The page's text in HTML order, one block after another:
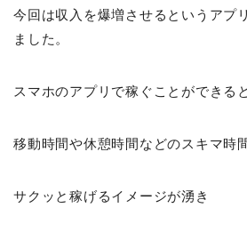
今回は収入を爆増させるというアプ
ました。
スマホのアプリで稼ぐことができる
移動時間や休憩時間などのスキマ時
サクッと稼げるイメージが湧き